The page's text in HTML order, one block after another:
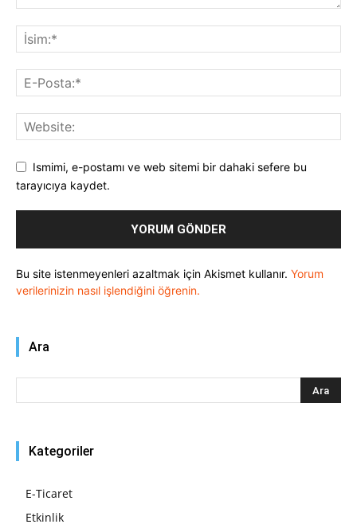
Ismimi, e-postamı ve web sitemi bir dahaki sefere bu
tarayıcıya kaydet.
Bu site istenmeyenleri azaltmak için Akismet kullanır. Yorum
verilerinizin nasıl işlendiğini öğrenin.
Ara
Kategoriler
E-Ticaret
Etkinlik